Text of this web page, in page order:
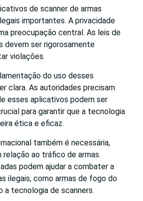
de scanner de armas
importantes. A privacidade
preocupação central. As leis de
devem ser rigorosamente
violações.
do uso desses
clara. As autoridades precisam
esses aplicativos podem ser
para garantir que a tecnologia
ética e eficaz.
também é necessária,
ao tráfico de armas.
podem ajudar a combater a
ilegais, como armas de fogo do
a tecnologia de scanners.